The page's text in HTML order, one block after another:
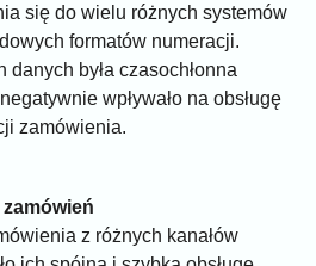
się do wielu różnych systemów
formatów numeracji.
danych była czasochłonna
wpływało na obsługę
zamówienia.
z różnych kanałów